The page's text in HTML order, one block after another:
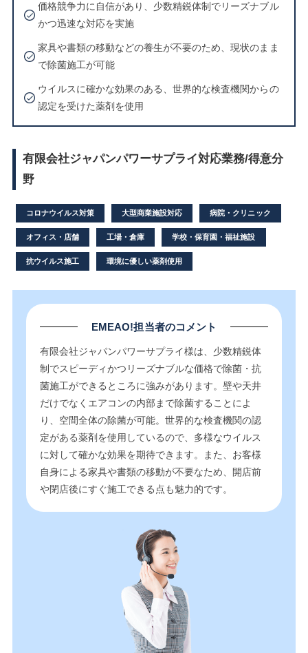
価格競争力に自信があり、少数精鋭体制でリーズナブル
かつ迅速な対応を実施
家具や書類の移動などの養生が不要のため、現状のまま
で除菌施工が可能
ウイルスに確かな効果のある、世界的な検査機関からの
認定を受けた薬剤を使用
有限会社ジャパンパワーサプライ対応業務/得意分
野
コロナウイルス対策 大型商業施設対応 病院・クリニック
オフィス・店舗 工場・倉庫 学校・保育園・福祉施設
抗ウイルス施工 環境に優しい薬剤使用
EMEAO!担当者のコメント
有限会社ジャパンパワーサプライ様は、少数精鋭体
制でスピーディかつリーズナブルな価格で除菌・抗
菌施工ができるところに強みがあります。壁や天井
だけでなくエアコンの内部まで除菌することによ
り、空間全体の除菌が可能。世界的な検査機関の認
定がある薬剤を使用しているので、多様なウイルス
に対して確かな効果を期待できます。また、お客様
自身による家具や書類の移動が不要なため、開店前
や閉店後にすぐ施工できる点も魅力的です。